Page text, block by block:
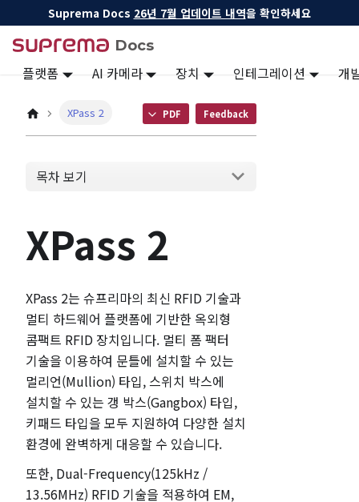
Suprema Docs 26년 7월 업데이트 내역을 확인하세요
Docs
플랫폼 AI 카메라 장치 인테그레이션 개
XPass 2 PDF Feedback
목차 보기
XPass 2
XPass 2는 슈프리마의 최신 RFID 기술과
멀티 하드웨어 플랫폼에 기반한 옥외형
콤팩트 RFID 장치입니다. 멀티 폼 팩터
기술을 이용하여 문틀에 설치할 수 있는
멀리언(Mullion) 타입, 스위치 박스에
설치할 수 있는 갱 박스(Gangbox) 타입,
키패드 타입을 모두 지원하여 다양한 설치
환경에 완벽하게 대응할 수 있습니다.
또한, Dual-Frequency(125kHz /
13.56MHz) RFID 기술을 적용하여 EM,